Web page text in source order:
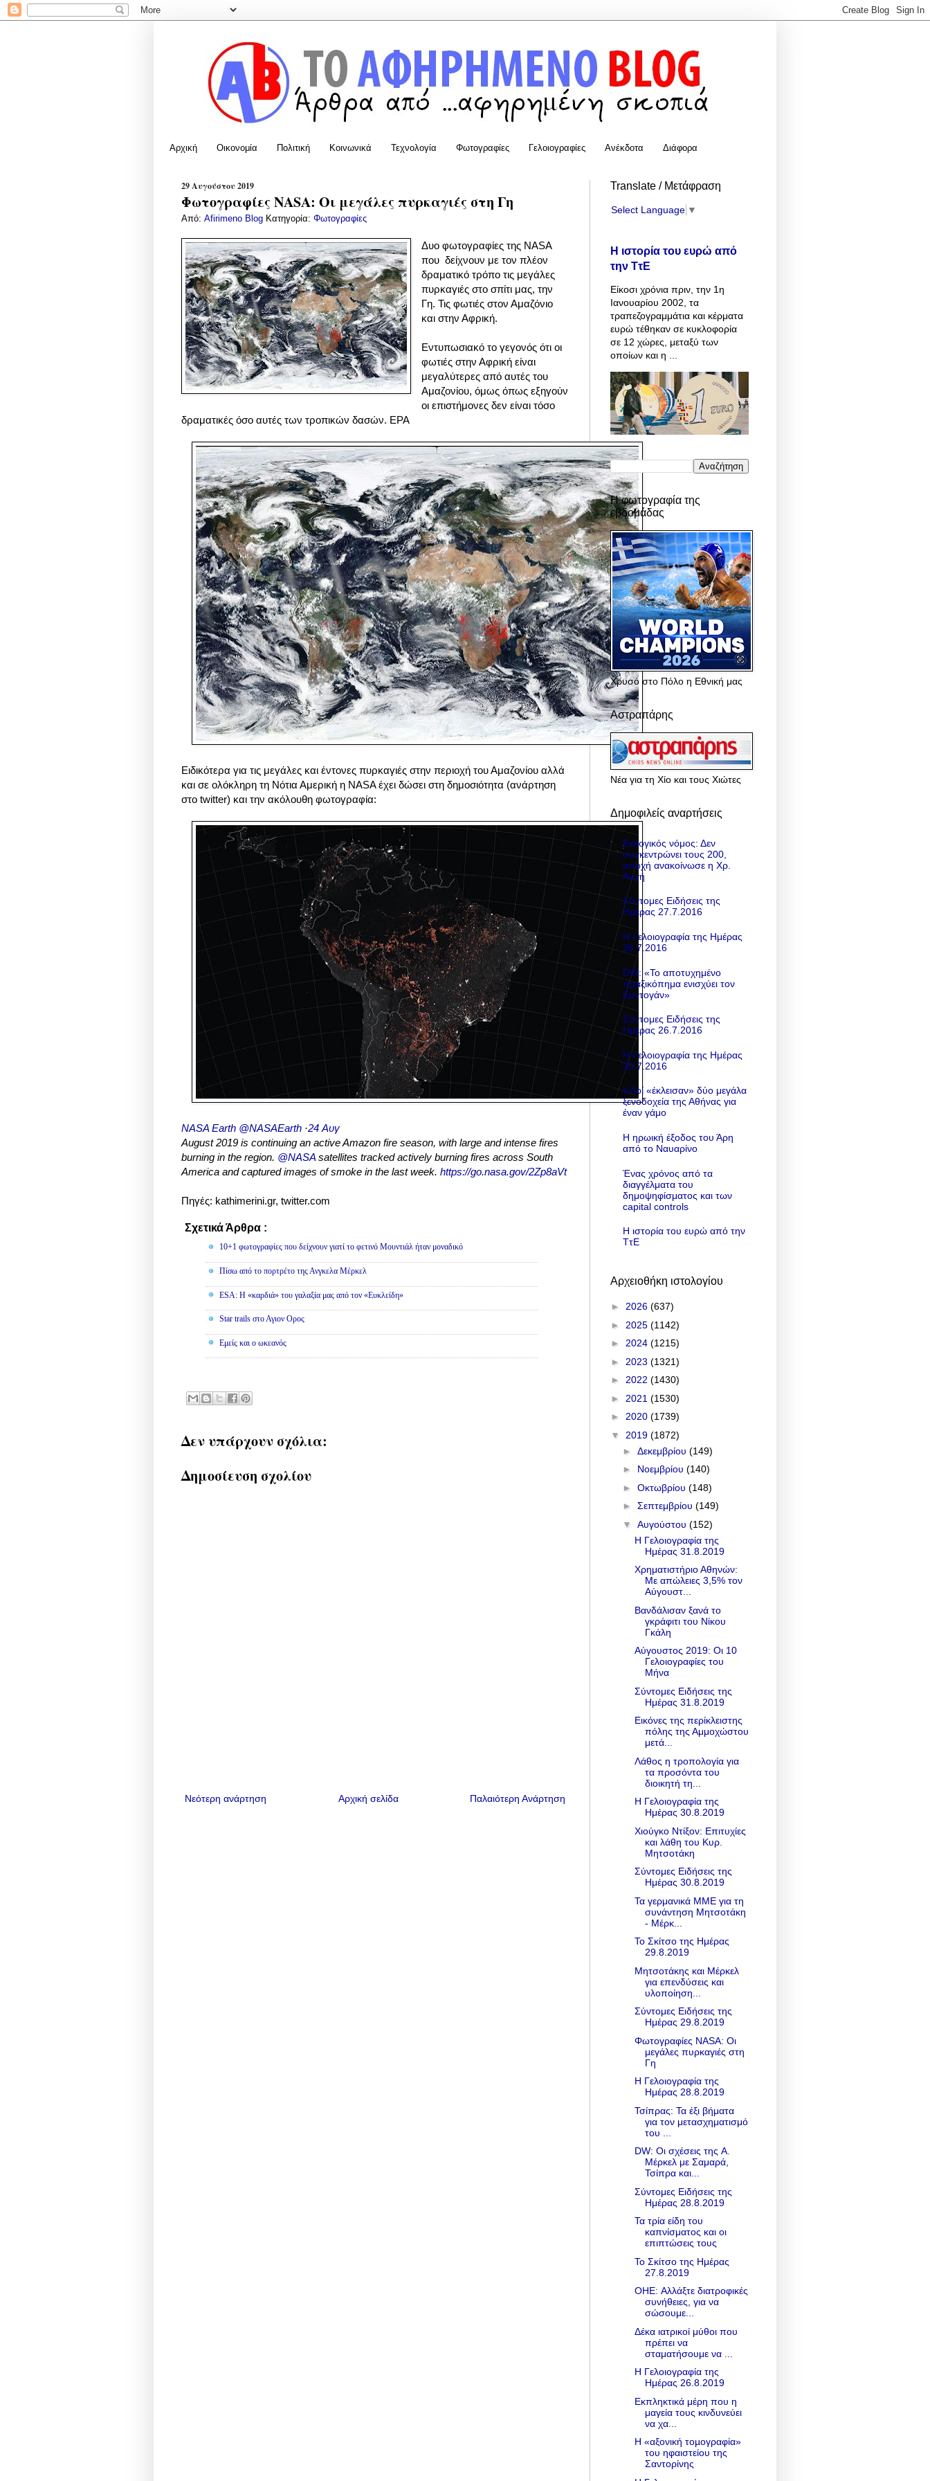
Αρχική Οικονομία Πολιτική Κοινωνικά Τεχνολογία Φωτογραφίες Γελοιογραφίες Ανέκδοτα Διάφορα
29 Αυγούστου 2019
Φωτογραφίες ΝΑSA: Οι μεγάλες πυρκαγιές στη Γη
Από: Afirimeno Blog Κατηγορία: Φωτογραφίες
Δυο φωτογραφίες της ΝΑSA
που δείχνουν με τον πλέον
δραματικό τρόπο τις μεγάλες
πυρκαγιές στο σπίτι μας, την
Γη. Τις φωτιές στον Αμαζόνιο
και στην Αφρική.
Εντυπωσιακό το γεγονός ότι οι
φωτιές στην Αφρική είναι
μεγαλύτερες από αυτές του
Αμαζονίου, όμως όπως εξηγούν
οι επιστήμονες δεν είναι τόσο
δραματικές όσο αυτές των τροπικών δασών. EPA
Ειδικότερα για τις μεγάλες και έντονες πυρκαγιές στην περιοχή του Αμαζονίου αλλά
και σε ολόκληρη τη Νότια Αμερική η ΝΑSA έχει δώσει στη δημοσιότητα (ανάρτηση
στο twitter) και την ακόλουθη φωτογραφία:
NASA Earth @NASAEarth ·24 Αυγ
August 2019 is continuing an active Amazon fire season, with large and intense fires
burning in the region. @NASAsatellites tracked actively burning fires across South
America and captured images of smoke in the last week. https://go.nasa.gov/2Zp8aVt
Πηγές: kathimerini.gr, twitter.com
Σχετικά Άρθρα :
10+1 φωτογραφίες που δείχνουν γιατί το φετινό Μουντιάλ ήταν μοναδικό
Πίσω από το πορτρέτο της Ανγκελα Μέρκελ
ESA: Η «καρδιά» του γαλαξία μας από τον «Ευκλείδη»
Star trails στο Αγιον Ορος
Εμείς και ο ωκεανός
Δεν υπάρχουν σχόλια:
Δημοσίευση σχολίου
Νεότερη ανάρτηση Παλαιότερη Ανάρτηση
Αρχική σελίδα
Translate / Μετάφραση
Select Language ▼
Η ιστορία του ευρώ από
την ΤτΕ
Είκοσι χρόνια πριν, την 1η
Ιανουαρίου 2002, τα
τραπεζογραμμάτια και κέρματα
ευρώ τέθηκαν σε κυκλοφορία
σε 12 χώρες, μεταξύ των
οποίων και η ...
Η φωτογραφία της
εβδομάδας
Χρυσό στο Πόλο η Εθνική μας
Αστραπάρης
Νέα για τη Χίο και τους Χιώτες
Δημοφιλείς αναρτήσεις
Εκλογικός νόμος: Δεν
συγκεντρώνει τους 200,
αποχή ανακοίνωσε η Χρ.
Αυγή
Σύντομες Ειδήσεις της
Ημέρας 27.7.2016
Η Γελοιογραφία της Ημέρας
26.7.2016
DW: «To αποτυχημένο
πραξικόπημα ενισχύει τον
Ερντογάν»
Σύντομες Ειδήσεις της
Ημέρας 26.7.2016
Η Γελοιογραφία της Ημέρας
30.7.2016
Ινδοί «έκλεισαν» δύο μεγάλα
ξενοδοχεία της Αθήνας για
έναν γάμο
Η ηρωική έξοδος του Άρη
από το Ναυαρίνο
Ένας χρόνος από τα
διαγγέλματα του
δημοψηφίσματος και των
capital controls
Η ιστορία του ευρώ από την
ΤτΕ
Αρχειοθήκη ιστολογίου
► 2026 (637)
► 2025 (1142)
► 2024 (1215)
► 2023 (1321)
► 2022 (1430)
► 2021 (1530)
► 2020 (1739)
▼ 2019 (1872)
► Δεκεμβρίου (149)
► Νοεμβρίου (140)
► Οκτωβρίου (148)
► Σεπτεμβρίου (149)
▼ Αυγούστου (152)
Η Γελοιογραφία της
Ημέρας 31.8.2019
Χρηματιστήριο Αθηνών:
Με απώλειες 3,5% τον
Αύγουστ...
Βανδάλισαν ξανά το
γκράφιτι του Νίκου
Γκάλη
Αύγουστος 2019: Οι 10
Γελοιογραφίες του
Μήνα
Σύντομες Ειδήσεις της
Ημέρας 31.8.2019
Εικόνες της περίκλειστης
πόλης της Αμμοχώστου
μετά...
Λάθος η τροπολογία για
τα προσόντα του
διοικητή τη...
Η Γελοιογραφία της
Ημέρας 30.8.2019
Χιούγκο Ντίξον: Επιτυχίες
και λάθη του Κυρ.
Μητσοτάκη
Σύντομες Ειδήσεις της
Ημέρας 30.8.2019
Τα γερμανικά ΜΜΕ για τη
συνάντηση Μητσοτάκη
- Mέρκ...
Το Σκίτσο της Ημέρας
29.8.2019
Μητσοτάκης και Μέρκελ
για επενδύσεις και
υλοποίηση...
Σύντομες Ειδήσεις της
Ημέρας 29.8.2019
Φωτογραφίες ΝΑSA: Οι
μεγάλες πυρκαγιές στη
Γη
Η Γελοιογραφία της
Ημέρας 28.8.2019
Τσίπρας: Τα έξι βήματα
για τον μετασχηματισμό
του ...
DW: Οι σχέσεις της A.
Μέρκελ με Σαμαρά,
Τσίπρα και...
Σύντομες Ειδήσεις της
Ημέρας 28.8.2019
Τα τρία είδη του
καπνίσματος και οι
επιπτώσεις τους
Το Σκίτσο της Ημέρας
27.8.2019
OHE: Αλλάξτε διατροφικές
συνήθειες, για να
σώσουμε...
Δέκα ιατρικοί μύθοι που
πρέπει να
σταματήσουμε να ...
Η Γελοιογραφία της
Ημέρας 26.8.2019
Εκπληκτικά μέρη που η
μαγεία τους κινδυνεύει
να χα...
Η «αξονική τοµογραφία»
του ηφαιστείου της
Σαντορίνης